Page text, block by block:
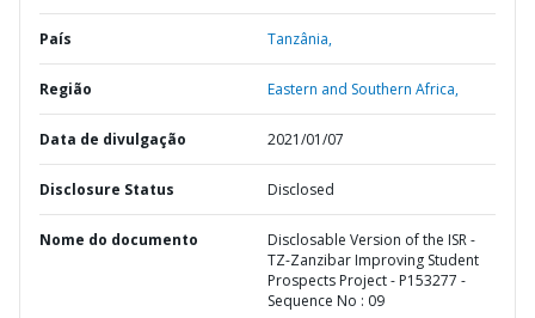
País Tanzânia,
Região Eastern and Southern Africa,
Data de divulgação 2021/01/07
Disclosure Status Disclosed
Nome do documento
Disclosable Version of the ISR -
TZ-Zanzibar Improving Student
Prospects Project - P153277 -
Sequence No : 09